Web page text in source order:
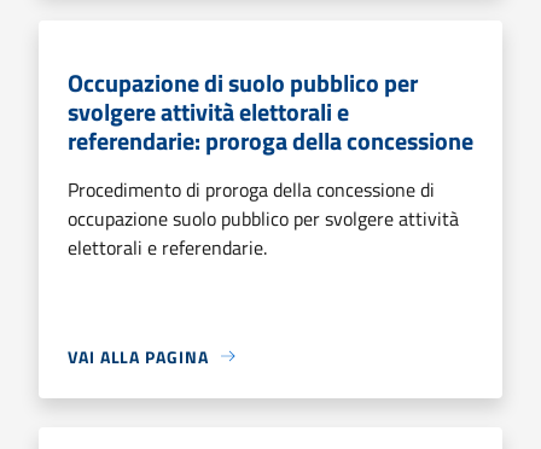
Occupazione di suolo pubblico per
svolgere attività elettorali e
referendarie: proroga della concessione
Procedimento di proroga della concessione di
occupazione suolo pubblico per svolgere attività
elettorali e referendarie.
VAI ALLA PAGINA